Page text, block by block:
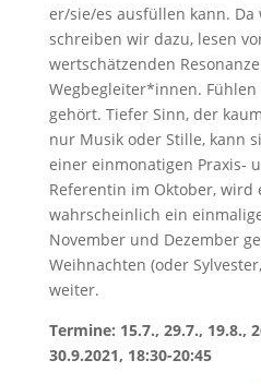
er/sie/es ausfüllen kann.
schreiben wir dazu, lesen
wertschätzenden
Wegbegleiter*innen.
gehört. Tiefer Sinn, der
nur Musik oder Stille, kann
einer einmonatigen Praxis-
Referentin im Oktober, wird
wahrscheinlich ein
November und Dezember
Weihnachten (oder
weiter.
Termine: 15.7., 29.7., 19.8.,
30.9.2021, 18:30-20:45